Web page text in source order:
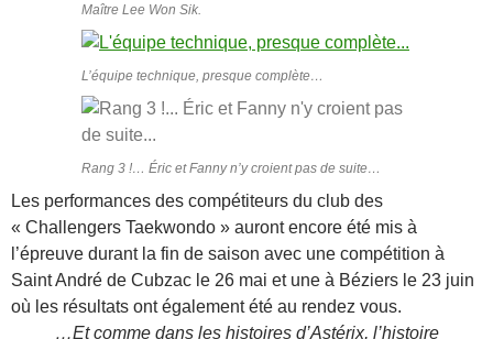
Maître Lee Won Sik.
L’équipe technique, presque complète…
Rang 3 !… Éric et Fanny n’y croient pas de suite…
Les performances des compétiteurs du club des
« Challengers Taekwondo » auront encore été mis à
l’épreuve durant la fin de saison avec une compétition à
Saint André de Cubzac le 26 mai et une à Béziers le 23 juin
où les résultats ont également été au rendez vous.
…Et comme dans les histoires d’Astérix, l’histoire